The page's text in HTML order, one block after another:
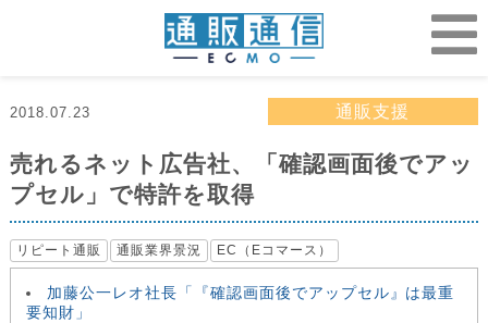
2018.07.23 通販支援
売れるネット広告社、「確認画面後でアッ
プセル」で特許を取得
リピート通販 通販業界景況 EC（Eコマース）
加藤公一レオ社長「『確認画面後でアップセル』は最重
要知財」